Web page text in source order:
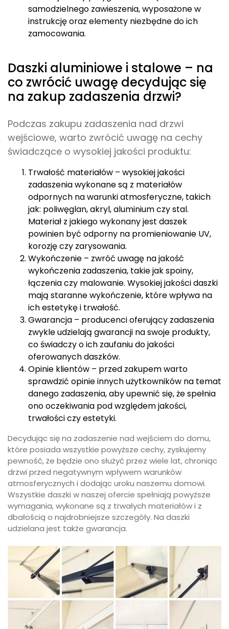
Daszki aluminiowe i stalowe – na
co zwrócić uwagę decydując się
Podczas zakupu zadaszenia nad drzwi
wejściowe, warto zwrócić uwagę na cechy
Trwałość materiałów – wysokiej jakości
zadaszenia wykonane są z materiałów
odpornych na warunki atmosferyczne, takich
jak: poliwęglan, akryl, aluminium czy stal.
Materiał z jakiego wykonany jest daszek
powinien być odporny na promieniowanie UV,
korozję czy zarysowania.
Wykończenie – zwróć uwagę na jakość
wykończenia zadaszenia, takie jak spoiny,
łączenia czy malowanie. Wysokiej jakości daszki
mają staranne wykończenie, które wpływa na
ich estetykę i trwałość.
Gwarancja – producenci oferujący zadaszenia
zwykle udzielają gwarancji na swoje produkty,
co świadczy o ich zaufaniu do jakości
oferowanych daszków.
Opinie klientów – przed zakupem warto
sprawdzić opinie innych użytkowników na temat
danego zadaszenia, aby upewnić się, że spełnia
ono oczekiwania pod względem jakości,
trwałości czy estetyki.
Decydując się na zadaszenie nad wejściem do domu,
które posiada wszystkie powyższe cechy, zyskujemy
pewność, że będzie ono służyć przez wiele lat, chroniąc
atmosferycznych i dodając uroku naszemu domowi.
Wszystkie daszki w naszej ofercie spełniają powyższe
wymagania, wykonane są z trwałych materiałów i z
dbałością o najdrobniejsze szczegóły. Na daszki
udzielana jest także gwarancja.